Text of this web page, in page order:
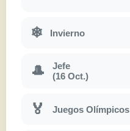
❄ Invierno
🎩
Jefe
(16 Oct.)
🏅 Juegos Olímpicos